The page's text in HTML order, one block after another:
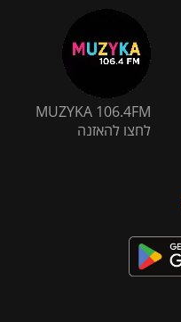
MUZYKA 106.4FM
לחצו להאזנה